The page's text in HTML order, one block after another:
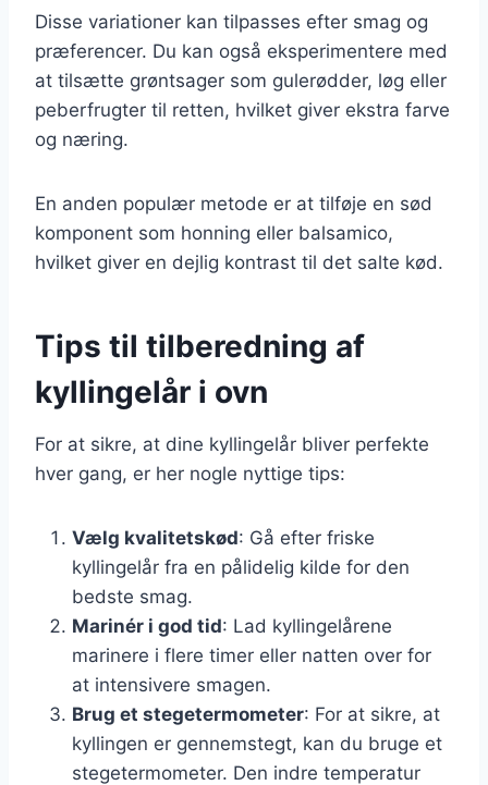
Disse variationer kan tilpasses efter smag og
præferencer. Du kan også eksperimentere med
at tilsætte grøntsager som gulerødder, løg eller
peberfrugter til retten, hvilket giver ekstra farve
og næring.
En anden populær metode er at tilføje en sød
komponent som honning eller balsamico,
hvilket giver en dejlig kontrast til det salte kød.
Tips til tilberedning af
kyllingelår i ovn
For at sikre, at dine kyllingelår bliver perfekte
hver gang, er her nogle nyttige tips:
Vælg kvalitetskød: Gå efter friske
kyllingelår fra en pålidelig kilde for den
bedste smag.
Marinér i god tid: Lad kyllingelårene
marinere i flere timer eller natten over for
at intensivere smagen.
Brug et stegetermometer: For at sikre, at
kyllingen er gennemstegt, kan du bruge et
stegetermometer. Den indre temperatur